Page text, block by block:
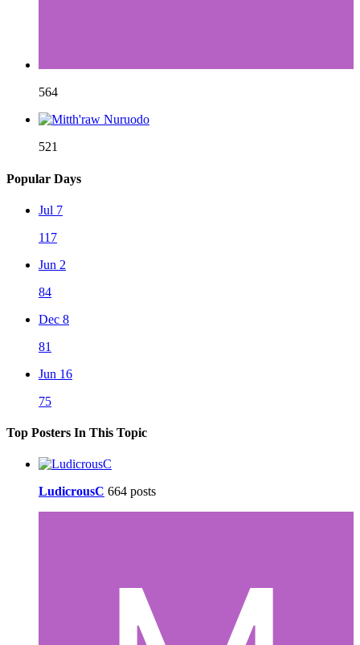
564
521
Popular Days
Jul 7
117
Jun 2
84
Dec 8
81
Jun 16
75
Top Posters In This Topic
LudicrousC 664 posts